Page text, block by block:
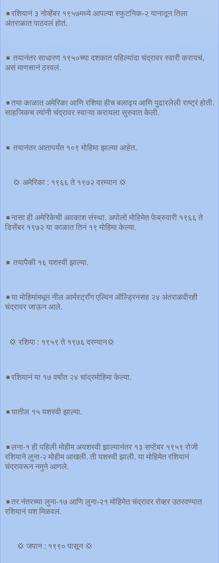
◾️रशियानं ३ नोव्हेंबर १९५७मध्ये आपल्या स्फुटनिक-२ यानातून तिला
अंतराळात पाठवलं होतं.
◾️ तयानंतर साधारण १९५०च्या दशकात पहिल्यांदा चंद्रावर स्वारी करायचं,
असं माणसानं ठरवलं.
◾️तया काळात अमेरिका आणि रशिया हीच बलाढ्य आणि पुढारलेली राष्ट्रं होती.
साहजिकच त्यांनी चंद्रावर स्वाऱ्या करायला सुरुवात केली.
◾️ तयानंतर आतापर्यंत १०९ मोहिमा झाल्या आहेत.
💢 अमेरिका : १९६६ ते १९७२ दरम्यान 💢
◾️नासा ही अमेरिकेची अवकाश संस्था. अपोलो मोहिमेत फेब्रुवारी १९६६ ते
डिसेंबर १९७२ या काळात तिनं १९ मोहिमा केल्या.
◾️ तयापैकी १६ यशस्वी झाल्या.
◾️या मोहिमांमधून नील आर्मस्ट्राँग एल्विन ऑल्ड्रिनसह २४ अंतराळवीरही
चंद्रावर जाऊन आले.
💢 रशिया : १९५९ ते १९७६ दरम्यान💢
◾️रशियानं या १७ वर्षांत २४ चांद्रमोहिमा केल्या.
◾️यातील १५ यशस्वी झाल्या.
◾️लना-१ ही पहिली मोहीम अयशस्वी झाल्यानंतर १३ सप्टेंबर १९५९ रोजी
रशियाने लुना-२ मोहीम आखली. ती यशस्वी झाली. या मोहिमेत रशियानं
चंद्रावरून नमुने आणले.
◾️तर नंतरच्या लुना-१७ आणि लुना-२१ मोहिमेत चंद्रावर रोव्हर उतरवण्यात
रशियानं यश मिळवलं.
💢 जपान : १९९० पासून 💢